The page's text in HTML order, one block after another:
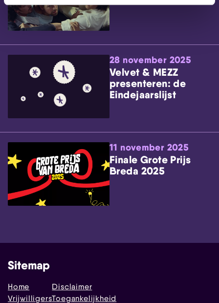
28 november 2025
Velvet & MEZZ
presenteren: de
Eindejaarslijst
11 november 2025
Finale Grote Prijs
Breda 2025
Sitemap
Home
Vrijwilligers
Disclaimer
Toegankelijkheid